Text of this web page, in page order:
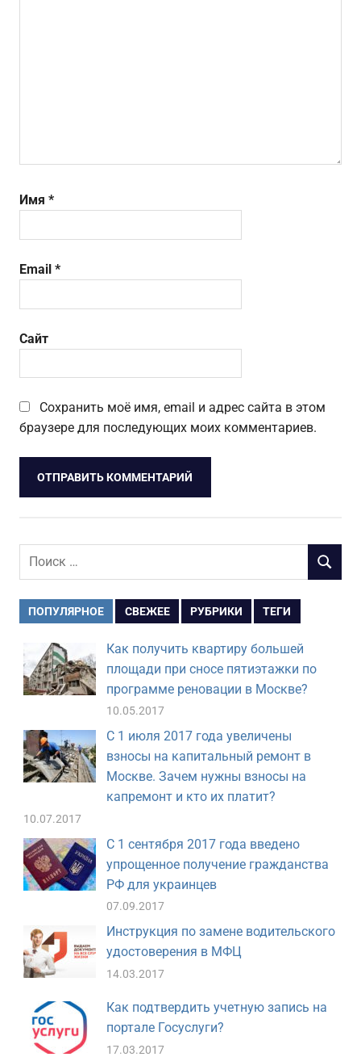
Имя *
Email *
Сайт
Сохранить моё имя, email и адрес сайта в этом
браузере для последующих моих комментариев.
Поиск
ПОИСК
ПОПУЛЯРНОЕ СВЕЖЕЕ РУБРИКИ ТЕГИ
Как получить квартиру большей
площади при сносе пятиэтажки по
программе реновации в Москве?
10.05.2017
С 1 июля 2017 года увеличены
взносы на капитальный ремонт в
Москве. Зачем нужны взносы на
капремонт и кто их платит?
10.07.2017
С 1 сентября 2017 года введено
упрощенное получение гражданства
РФ для украинцев
07.09.2017
Инструкция по замене водительского
удостоверения в МФЦ
14.03.2017
Как подтвердить учетную запись на
портале Госуслуги?
17.03.2017